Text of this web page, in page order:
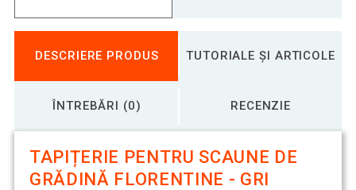
DESCRIERE PRODUS TUTORIALE ȘI ARTICOLE
ÎNTREBĂRI (0) RECENZIE
TAPIȚERIE PENTRU SCAUNE DE
GRĂDINĂ FLORENTINE - GRI